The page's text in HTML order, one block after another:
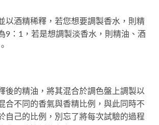
以酒精稀釋，若您想要調製香水，則精
9：1，若是想調製淡香水，則精油、酒
後的精油，將其混合於調色盤上調製以
合不同的香氣與香精比例，與此同時不
自己的比例，別忘了將每次試驗的過程